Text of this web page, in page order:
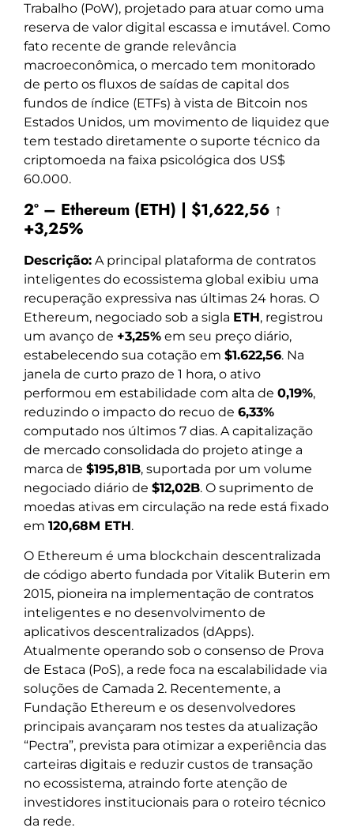
Trabalho (PoW), projetado para atuar como uma
reserva de valor digital escassa e imutável. Como
fato recente de grande relevância
macroeconômica, o mercado tem monitorado
de perto os fluxos de saídas de capital dos
fundos de índice (ETFs) à vista de Bitcoin nos
Estados Unidos, um movimento de liquidez que
tem testado diretamente o suporte técnico da
criptomoeda na faixa psicológica dos US$
60.000.
2º – Ethereum (ETH) | $1,622,56 ↑
+3,25%
Descrição: A principal plataforma de contratos
inteligentes do ecossistema global exibiu uma
recuperação expressiva nas últimas 24 horas. O
Ethereum, negociado sob a sigla ETH, registrou
um avanço de +3,25% em seu preço diário,
estabelecendo sua cotação em $1.622,56. Na
janela de curto prazo de 1 hora, o ativo
performou em estabilidade com alta de 0,19%,
reduzindo o impacto do recuo de 6,33%
computado nos últimos 7 dias. A capitalização
de mercado consolidada do projeto atinge a
marca de $195,81B, suportada por um volume
negociado diário de $12,02B. O suprimento de
moedas ativas em circulação na rede está fixado
em 120,68M ETH.
O Ethereum é uma blockchain descentralizada
de código aberto fundada por Vitalik Buterin em
2015, pioneira na implementação de contratos
inteligentes e no desenvolvimento de
aplicativos descentralizados (dApps).
Atualmente operando sob o consenso de Prova
de Estaca (PoS), a rede foca na escalabilidade via
soluções de Camada 2. Recentemente, a
Fundação Ethereum e os desenvolvedores
principais avançaram nos testes da atualização
“Pectra”, prevista para otimizar a experiência das
carteiras digitais e reduzir custos de transação
no ecossistema, atraindo forte atenção de
investidores institucionais para o roteiro técnico
da rede.